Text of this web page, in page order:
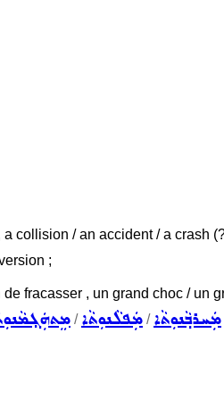
collision / an accident / a crash
;
fracasser , un grand choc / un
/ܡܲܦܠܵܢܘܼܬܵܐ /ܡܲܚܪܒ݂ܵܢܘܼܬܵܐ